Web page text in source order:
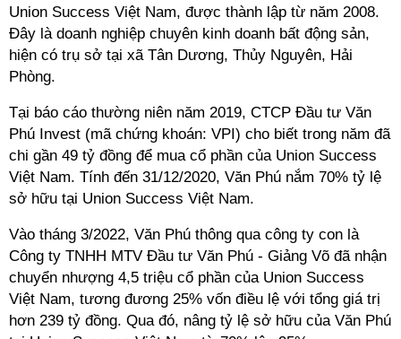
Union Success Việt Nam, được thành lập từ năm 2008.
Đây là doanh nghiệp chuyên kinh doanh bất động sản,
hiện có trụ sở tại xã Tân Dương, Thủy Nguyên, Hải
Phòng.
Tại báo cáo thường niên năm 2019, CTCP Đầu tư Văn
Phú Invest (mã chứng khoán: VPI) cho biết trong năm đã
chi gần 49 tỷ đồng để mua cổ phần của Union Success
Việt Nam. Tính đến 31/12/2020, Văn Phú nắm 70% tỷ lệ
sở hữu tại Union Success Việt Nam.
Vào tháng 3/2022, Văn Phú thông qua công ty con là
Công ty TNHH MTV Đầu tư Văn Phú - Giảng Võ đã nhận
chuyển nhượng 4,5 triệu cổ phần của Union Success
Việt Nam, tương đương 25% vốn điều lệ với tổng giá trị
hơn 239 tỷ đồng. Qua đó, nâng tỷ lệ sở hữu của Văn Phú